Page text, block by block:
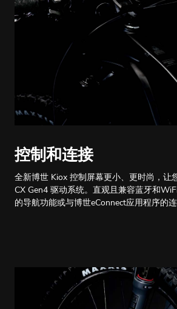
控制和连接
全新博世 Kiox 控制屏幕更小、更时尚，让
CX Gen4 驱动系统。直观且兼容蓝牙和
的导航功能或与博世eConnect应用程序的连